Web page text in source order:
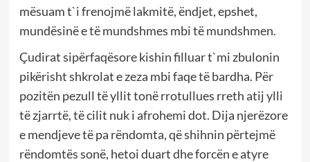
mësuam t`i frenojmë lakmitë, ëndjet, epshet,
mundësinë e të mundshmes mbi të mundshmen.
Çudirat sipërfaqësore kishin filluar t`mi zbulonin
pikërisht shkrolat e zeza mbi faqe të bardha. Për
pozitën pezull të yllit tonë rrotullues rreth atij ylli
të zjarrtë, të cilit nuk i afrohemi dot. Dija njerëzore
e mendjeve të pa rëndomta, që shihnin përtejmë
rëndomtës sonë, hetoi duart dhe forcën e atyre